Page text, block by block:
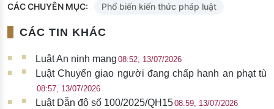
CÁC CHUYÊN MỤC: Phổ biến kiến thức pháp luật
CÁC TIN KHÁC
Luật An ninh mạng 08:52, 13/07/2026
Luật Chuyển giao người đang chấp hanh an phạt tù
08:57, 13/07/2026
Luật Dẫn độ số 100/2025/QH1508:59, 13/07/2026